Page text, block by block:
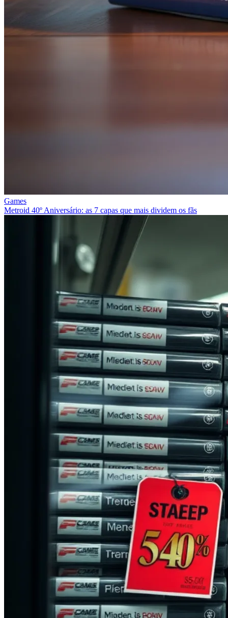
Games
Metroid 40º Aniversário: as 7 capas que mais dividem os fãs